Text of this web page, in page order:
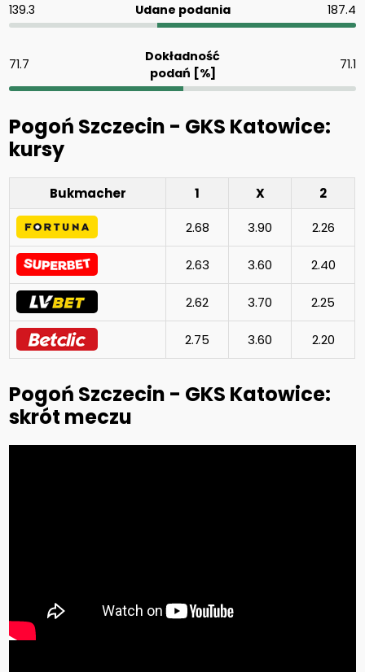
139.3 Udane podania 187.4
71.7
Dokładność
podań [%]
71.1
Pogoń Szczecin - GKS Katowice:
kursy
Bukmacher 1 X
2
2.68
3.90 2.26
2.63 3.60 2.40
2.62 3.70 2.25
2.75 3.60 2.20
Pogoń Szczecin - GKS Katowice:
skrót meczu